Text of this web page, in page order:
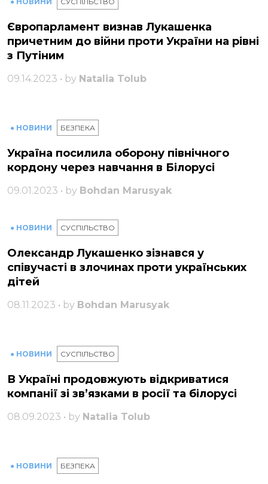
Європарламент визнав Лукашенка
причетним до війни проти України на рівні
з Путіним
09.14.2023 • by Natalia Tolub
● НОВИНИ БЕЗПЕКА
Україна посилила оборону північного
кордону через навчання в Білорусі
09.01.2023 • by Bohdan Marusyak
● НОВИНИ СУСПІЛЬСТВО
Олександр Лукашенко зізнався у
співучасті в злочинах проти українських
дітей
08.11.2023 • by Bohdan Marusyak
● НОВИНИ СУСПІЛЬСТВО
В Україні продовжують відкриватися
компанії зі зв’язками в росії та білорусі
08.09.2023 • by Natalia Tolub
● НОВИНИ БЕЗПЕКА